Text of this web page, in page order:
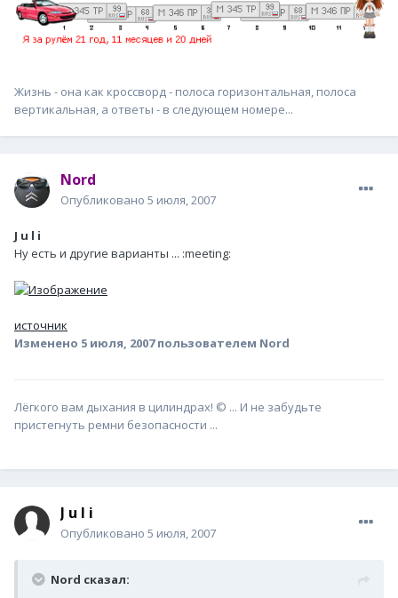
Жизнь - она как кроссворд - полоса горизонтальная, полоса
вертикальная, а ответы - в следующем номере...
Nord
Опубликовано 5 июля, 2007
J u l i
Ну есть и другие варианты ... :meeting:
источник
Изменено 5 июля, 2007пользователем Nord
Лёгкого вам дыхания в цилиндрах! © ... И не забудьте
пристегнуть ремни безопасности ...
J u l i
Опубликовано 5 июля, 2007
Nord сказал: